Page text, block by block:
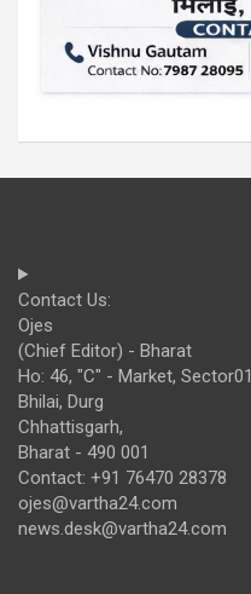
Contact Us:
Ojes
(Chief Editor) - Bharat
Ho: 46, "C" - Market, Sector01
Bhilai, Durg
Chhattisgarh,
Bharat - 490 001
Contact: +91 76470 28378
ojes@vartha24.com
news.desk@vartha24.com